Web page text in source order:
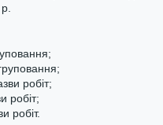
робіт;
робіт;
робіт.